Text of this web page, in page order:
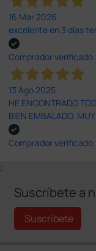
16 Mar 2026
excelente en 3 días
Comprador verificado
13 Ago 2025
HE ENCONTRADO
BIEN EMBALADO.
Comprador verificado
;
Suscríbete a
Suscríbete